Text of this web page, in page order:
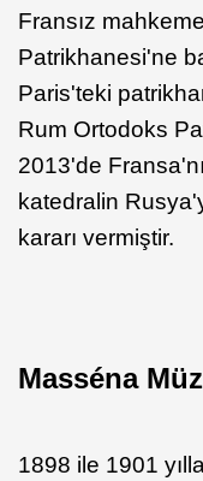
Fransız
Patrikhanesi'ne
Paris'teki
Rum Ortodoks
2013'de
katedralin
kararı vermiştir.
Masséna
1898 ile 1901